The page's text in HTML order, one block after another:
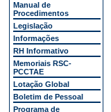
Manual de
Procedimentos
Legislação
Informações
RH Informativo
Memoriais RSC-
PCCTAE
Lotação Global
Boletim de Pessoal
Programa de